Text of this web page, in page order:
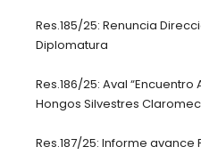
Res.185/25: Renuncia
Diplomatura
Res.186/25: Aval
Hongos Silvestres
Res.187/25: Informe avance